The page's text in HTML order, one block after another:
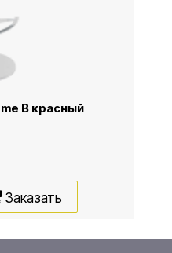
B красный
Заказать